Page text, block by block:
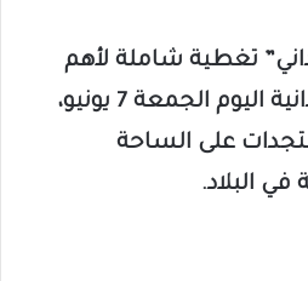
تغطية شاملة لأهم
عناوين الصحف السودانية اليوم الجمعة 7 يونيو،
على الساحة
في البلاد.